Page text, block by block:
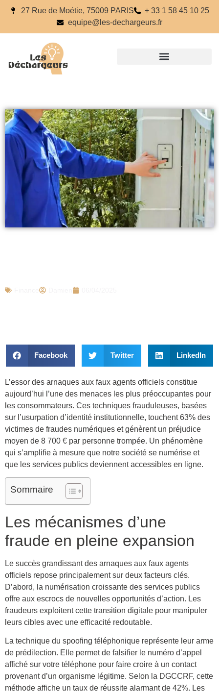
27 Rue de Moétie, 75009 PARIS
+ 33 1 58 45 10 25
equipe@les-dechargeurs.fr
Facebook Twitter LinkedIn
L’essor des arnaques aux faux agents officiels constitue
aujourd’hui l’une des menaces les plus préoccupantes pour
les consommateurs. Ces techniques frauduleuses, basées
sur l’usurpation d’identité institutionnelle, touchent 63% des
victimes de fraudes numériques et génèrent un préjudice
moyen de 8 700 € par personne trompée. Un phénomène
qui s’amplifie à mesure que notre société se numérise et
que les services publics deviennent accessibles en ligne.
Sommaire
Les mécanismes d’une
fraude en pleine expansion
Le succès grandissant des arnaques aux faux agents
officiels repose principalement sur deux facteurs clés.
D’abord, la numérisation croissante des services publics
offre aux escrocs de nouvelles opportunités d’action. Les
fraudeurs exploitent cette transition digitale pour manipuler
leurs cibles avec une efficacité redoutable.
La technique du spoofing téléphonique représente leur arme
de prédilection. Elle permet de falsifier le numéro d’appel
affiché sur votre téléphone pour faire croire à un contact
provenant d’un organisme légitime. Selon la DGCCRF, cette
méthode affiche un taux de réussite alarmant de 42%. Les